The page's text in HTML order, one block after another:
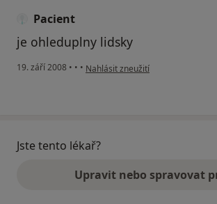
Pacient
je ohleduplny lidsky
19. září 2008 • • • podle názoru uživatele Pacient
Nahlásit zneužití
Jste tento lékař?
Upravit nebo spravovat